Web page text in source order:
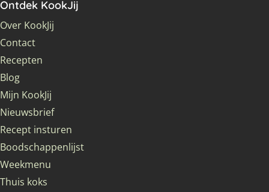
Ontdek KookJij
Over KookJij
Contact
Recepten
Blog
Mijn KookJij
Nieuwsbrief
Recept insturen
Boodschappenlijst
Weekmenu
Thuis koks